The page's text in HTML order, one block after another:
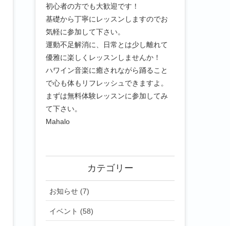
初心者の方でも大歓迎です！
基礎から丁寧にレッスンしますのでお
気軽に参加して下さい。
運動不足解消に、日常とは少し離れて
優雅に楽しくレッスンしませんか！
ハワイン音楽に癒されながら踊ること
で心も体もリフレッシュできますよ。
まずは無料体験レッスンに参加してみ
て下さい。
Mahalo
カテゴリー
お知らせ (7)
イベント (58)